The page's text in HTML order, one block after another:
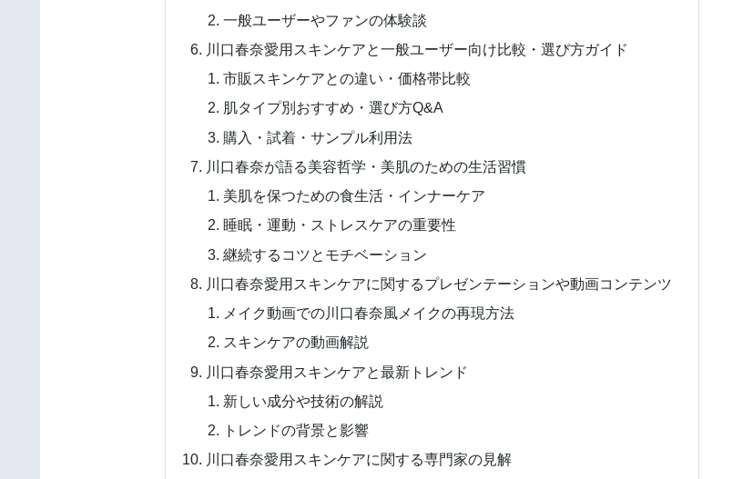
一般ユーザーやファンの体験談
川口春奈愛用スキンケアと一般ユーザー向け比較・選び方ガイド
市販スキンケアとの違い・価格帯比較
肌タイプ別おすすめ・選び方Q&A
購入・試着・サンプル利用法
川口春奈が語る美容哲学・美肌のための生活習慣
美肌を保つための食生活・インナーケア
睡眠・運動・ストレスケアの重要性
継続するコツとモチベーション
川口春奈愛用スキンケアに関するプレゼンテーションや動画コンテンツ
メイク動画での川口春奈風メイクの再現方法
スキンケアの動画解説
川口春奈愛用スキンケアと最新トレンド
新しい成分や技術の解説
トレンドの背景と影響
川口春奈愛用スキンケアに関する専門家の見解